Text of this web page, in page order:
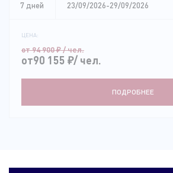
7 дней 23/09/2026-29/09/2026
ЦЕНА:
от 94 900₽/ чел.
от90 155 ₽/ чел.
ПОДРОБНЕЕ